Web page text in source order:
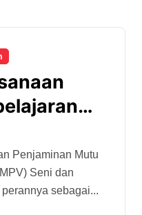
dan
dan
Seni dan
sebagai...